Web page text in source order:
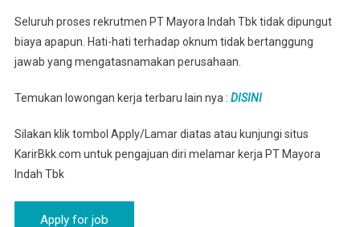
Seluruh proses rekrutmen PT Mayora Indah Tbk tidak dipungut
biaya apapun. Hati-hati terhadap oknum tidak bertanggung
jawab yang mengatasnamakan perusahaan.
Temukan lowongan kerja terbaru lain nya : DISINI
Silakan klik tombol Apply/Lamar diatas atau kunjungi situs
KarirBkk.com untuk pengajuan diri melamar kerja PT Mayora
Indah Tbk